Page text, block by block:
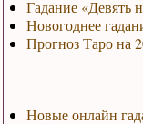
Гадание «Девять
Новогоднее
Прогноз Таро на
Новые онлайн